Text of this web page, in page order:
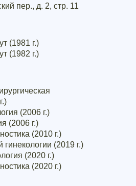
пер., д. 2, стр. 11
(1981 г.)
(1982 г.)
(2006 г.)
(2006 г.)
(2010 г.)
(2019 г.)
(2020 г.)
(2020 г.)